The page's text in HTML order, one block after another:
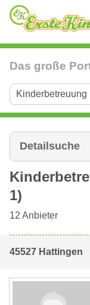
Das große
Detailsuche
1)
12 Anbieter
45527 Hattingen